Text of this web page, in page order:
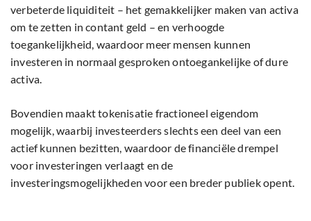
verbeterde liquiditeit – het gemakkelijker maken van activa
om te zetten in contant geld – en verhoogde
toegankelijkheid, waardoor meer mensen kunnen
investeren in normaal gesproken ontoegankelijke of dure
activa.
Bovendien maakt tokenisatie fractioneel eigendom
mogelijk, waarbij investeerders slechts een deel van een
actief kunnen bezitten, waardoor de financiële drempel
voor investeringen verlaagt en de
investeringsmogelijkheden voor een breder publiek opent.